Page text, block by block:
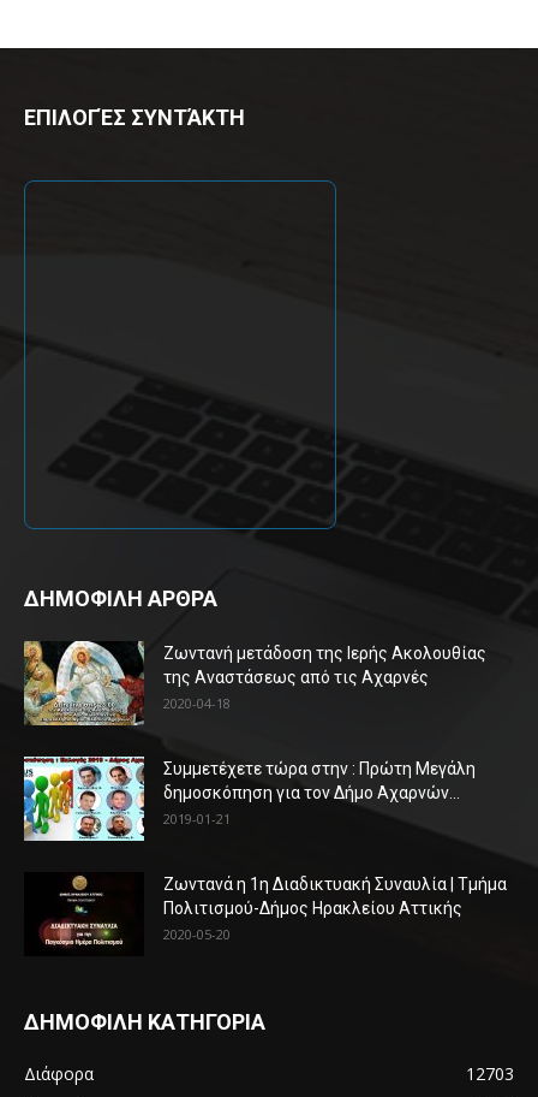
ΕΠΙΛΟΓΈΣ ΣΥΝΤΆΚΤΗ
ΔΗΜΟΦΙΛΗ ΑΡΘΡΑ
Ζωντανή μετάδοση της Ιερής Ακολουθίας
της Αναστάσεως από τις Αχαρνές
2020-04-18
Συμμετέχετε τώρα στην : Πρώτη Μεγάλη
δημοσκόπηση για τον Δήμο Αχαρνών...
2019-01-21
Ζωντανά η 1η Διαδικτυακή Συναυλία | Τμήμα
Πολιτισμού-Δήμος Ηρακλείου Αττικής
2020-05-20
ΔΗΜΟΦΙΛΗ ΚΑΤΗΓΟΡΙΑ
Διάφορα
12703